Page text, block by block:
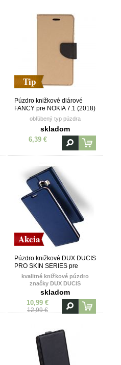
Tip
Púzdro knižkové diárové
FANCY pre NOKIA 7.1 (2018)
- zlato čierne
obľúbený typ púzdra
skladom
6,39 €
Akcia
Púzdro knižkové DUX DUCIS
PRO SKIN SERIES pre
NOKIA 7.1 (2018) - modré
kvalitné knižkové púzdro
značky DUX DUCIS
skladom
10,99 €
12,99 €